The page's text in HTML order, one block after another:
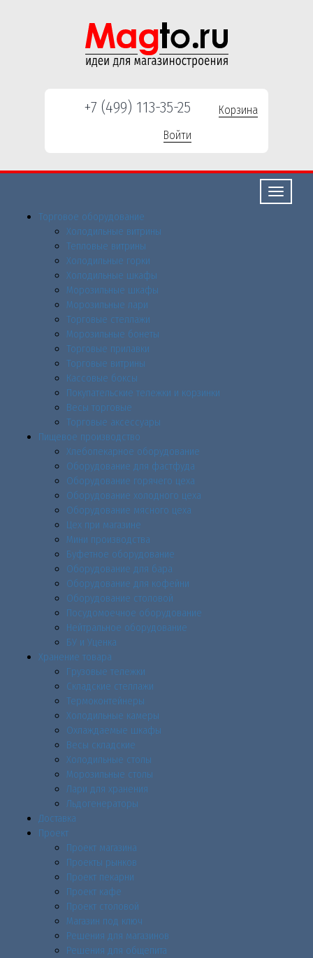
+7 (499) 113-35-25
Корзина
Войти
Свернуть/
Торговое оборудованиe
Холодильные витрины
Тепловые витрины
Холодильные горки
Холодильные шкафы
Морозильные шкафы
Морозильные лари
Торговые стеллажи
Морозильные бонеты
Торговые прилавки
Торговые витрины
Кассовые боксы
Покупательские тележки и корзинки
Весы торговые
Торговые аксессуары
Пищевое производство
Хлебопекарное оборудование
Оборудование для фастфуда
Оборудование горячего цеха
Оборудование холодного цеха
Оборудование мясного цеха
Цех при магазине
Мини производства
Буфетное оборудование
Оборудование для бара
Оборудование для кофейни
Оборудование столовой
Посудомоечное оборудование
Нейтральное оборудование
БУ и Уценка
Хранение товара
Грузовые тележки
Складские стеллажи
Термоконтейнеры
Холодильные камеры
Охлаждаемые шкафы
Весы складские
Холодильные столы
Морозильные столы
Лари для хранения
Льдогенераторы
Доставка
Проект
Проект магазина
Проекты рынков
Проект пекарни
Проект кафе
Проект столовой
Магазин под ключ
Решения для магазинов
Решения для общепита